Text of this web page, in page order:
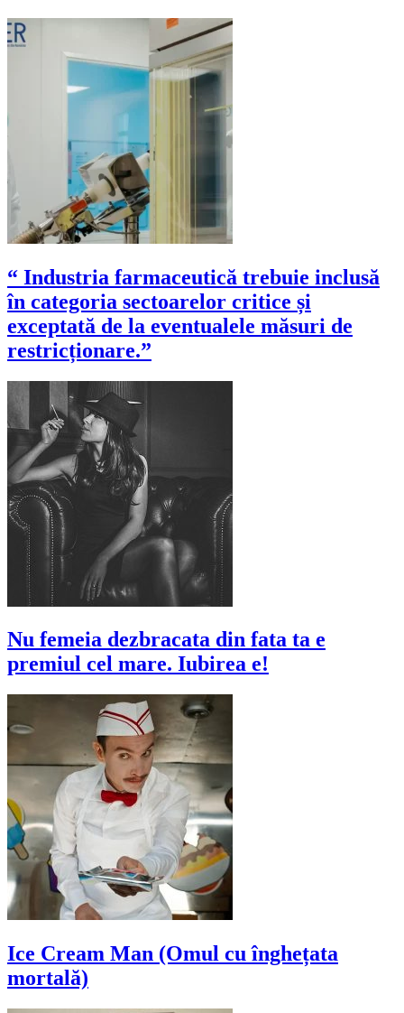
“ Industria farmaceutică trebuie inclusă
în categoria sectoarelor critice și
exceptată de la eventualele măsuri de
restricționare.”
Nu femeia dezbracata din fata ta e
premiul cel mare. Iubirea e!
Ice Cream Man (Omul cu înghețata
mortală)